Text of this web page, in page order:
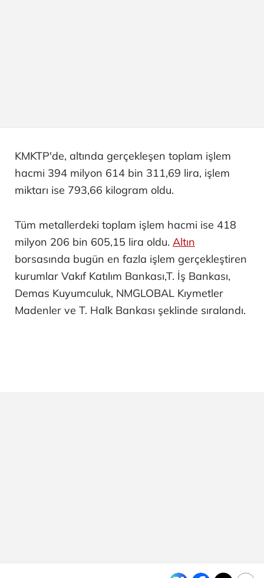
KMKTP'de, altında gerçekleşen toplam işlem
hacmi 394 milyon 614 bin 311,69 lira, işlem
miktarı ise 793,66 kilogram oldu.
Tüm metallerdeki toplam işlem hacmi ise 418
milyon 206 bin 605,15 lira oldu. Altın
borsasında bugün en fazla işlem gerçekleştiren
kurumlar Vakıf Katılım Bankası,T. İş Bankası,
Demas Kuyumculuk, NMGLOBAL Kıymetler
Madenler ve T. Halk Bankası şeklinde sıralandı.